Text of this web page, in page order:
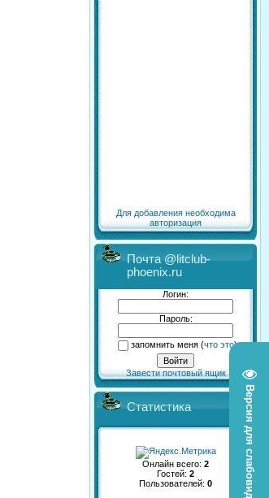
Версия для слабовидящих
Для добавления необходима
авторизация
Почта @litclub-
phoenix.ru
Логин:
Пароль:
запомнить меня(что это)
Завести почтовый ящик
Статистика
Онлайн всего: 2
Гостей: 2
Пользователей: 0